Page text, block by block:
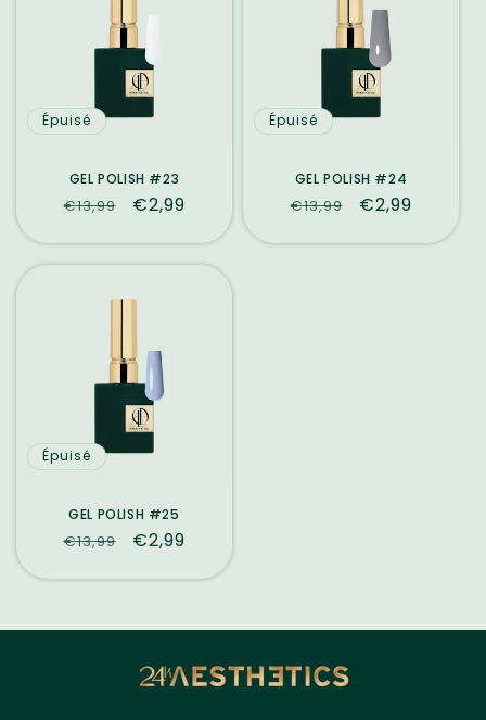
Épuisé
GEL POLISH #23
Prix
€13,99
Prix
promotionnel
€2,99
Épuisé
GEL POLISH #24
Prix
€13,99
Prix
€2,99
Épuisé
GEL POLISH #25
Prix
€13,99
Prix
promotionnel
€2,99